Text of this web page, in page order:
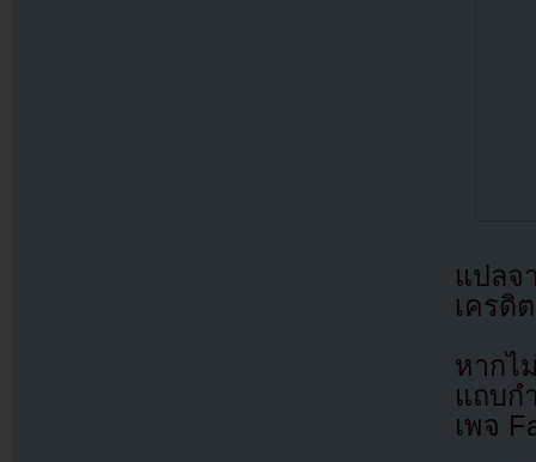
แปล
เครดิ
หากไ
แถบก
เพจ